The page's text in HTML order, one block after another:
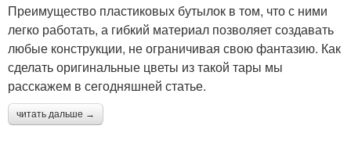
Преимущество пластиковых бутылок в том, что с ними
легко работать, а гибкий материал позволяет создавать
любые конструкции, не ограничивая свою фантазию. Как
сделать оригинальные цветы из такой тары мы
расскажем в сегодняшней статье.
читать дальше →